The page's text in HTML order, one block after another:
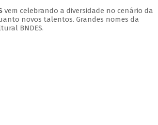
vem celebrando a diversidade no cenário da
novos talentos. Grandes nomes da
BNDES.